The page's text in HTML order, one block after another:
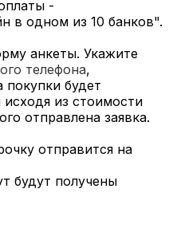
-
в одном из 10 банков".
анкеты. Укажите
телефона,
покупки будет
исходя из стоимости
отправлена заявка.
отправится на
будут получены